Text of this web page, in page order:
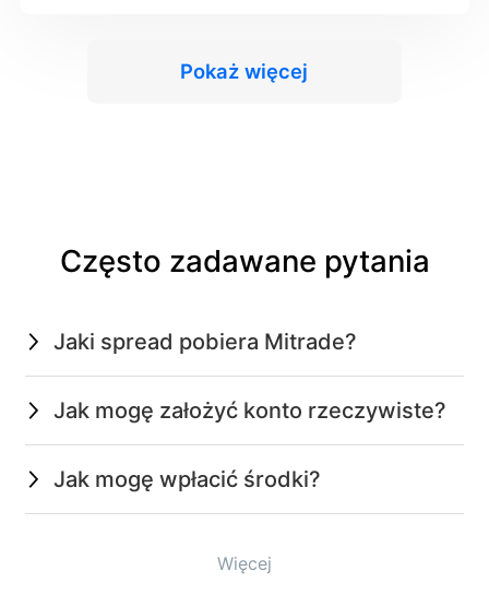
Pokaż więcej
Często zadawane pytania
Jaki spread pobiera Mitrade?
Jak mogę założyć konto rzeczywiste?
Jak mogę wpłacić środki?
Więcej